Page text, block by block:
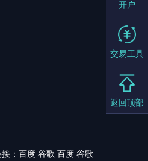
接：百度 谷歌 百度 谷歌
开户
交易工具
返回顶部